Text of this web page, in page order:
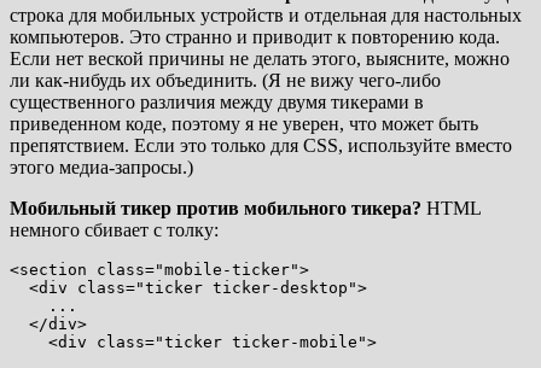
строка для мобильных устройств и отдельная для настольных
компьютеров. Это странно и приводит к повторению кода.
Если нет веской причины не делать этого, выясните, можно
ли как-нибудь их объединить. (Я не вижу чего-либо
существенного различия между двумя тикерами в
приведенном коде, поэтому я не уверен, что может быть
препятствием. Если это только для CSS, используйте вместо
этого медиа-запросы.)
Мобильный тикер против мобильного тикера? HTML
немного сбивает с толку:
<section class="mobile-ticker">
  <div class="ticker ticker-desktop">
    ...
  </div>